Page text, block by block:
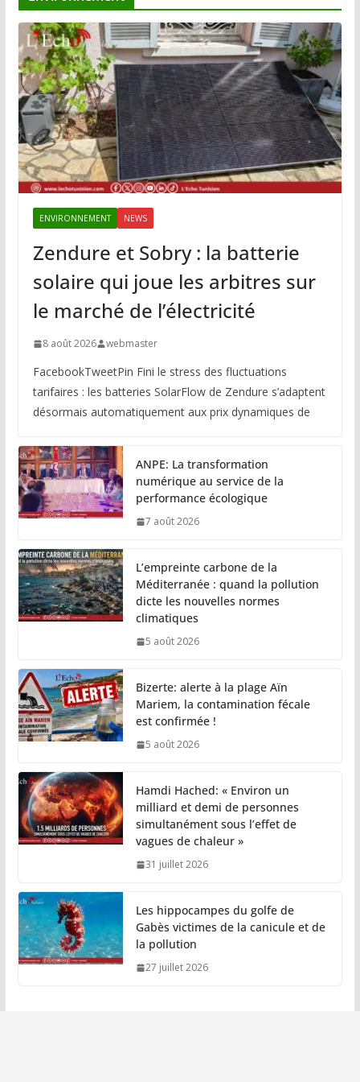
ENVIRONNEMENT NEWS
Zendure et Sobry : la batterie
solaire qui joue les arbitres sur
le marché de l’électricité
8 août 2026 webmaster
FacebookTweetPin Fini le stress des fluctuations
tarifaires : les batteries SolarFlow de Zendure s’adaptent
désormais automatiquement aux prix dynamiques de
ANPE: La transformation
numérique au service de la
performance écologique
7 août 2026
L’empreinte carbone de la
Méditerranée : quand la pollution
dicte les nouvelles normes
climatiques
5 août 2026
Bizerte: alerte à la plage Aïn
Mariem, la contamination fécale
est confirmée !
5 août 2026
Hamdi Hached: « Environ un
milliard et demi de personnes
simultanément sous l’effet de
vagues de chaleur »
31 juillet 2026
Les hippocampes du golfe de
Gabès victimes de la canicule et de
la pollution
27 juillet 2026